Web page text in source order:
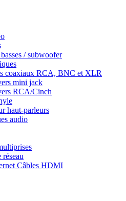
/ subwoofer
coaxiaux RCA, BNC et XLR
mini jack
RCA/Cinch
haut-parleurs
audio
Câbles HDMI